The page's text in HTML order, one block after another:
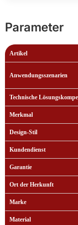
Parameter
Artikel
Anwendungsszenarien
Technische
Merkmal
Design-Stil
Kundendienst
Garantie
Ort der Herkunft
Marke
Material